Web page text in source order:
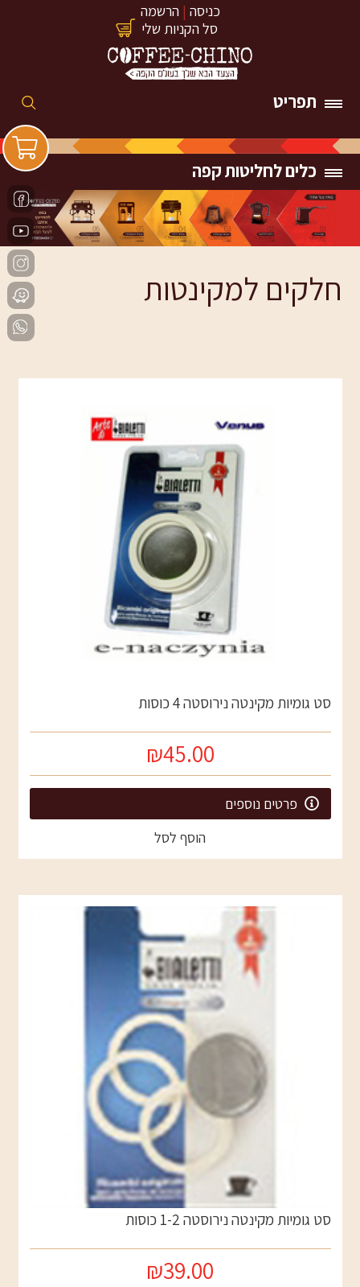
כניסה | הרשמה
סל הקניות שלי
תפריט
כלים לחליטות קפה
חלקים למקינטות
סט גומיות מקינטה נירוסטה 4 כוסות
₪45.00
פרטים נוספים
הוסף לסל
סט גומיות מקינטה נירוסטה 1-2 כוסות
₪39.00